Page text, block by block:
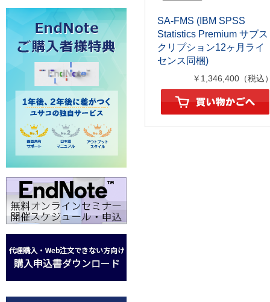
SA-FMS (IBM SPSS
Statistics Premium サブス
クリプション12ヶ月ライ
センス同梱)
￥1,346,400（税込